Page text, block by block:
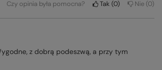
Czy opinia była pomocna? Tak 0 Nie 0
z dobrą podeszwą, a przy tym